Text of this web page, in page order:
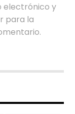
electrónico y
para la